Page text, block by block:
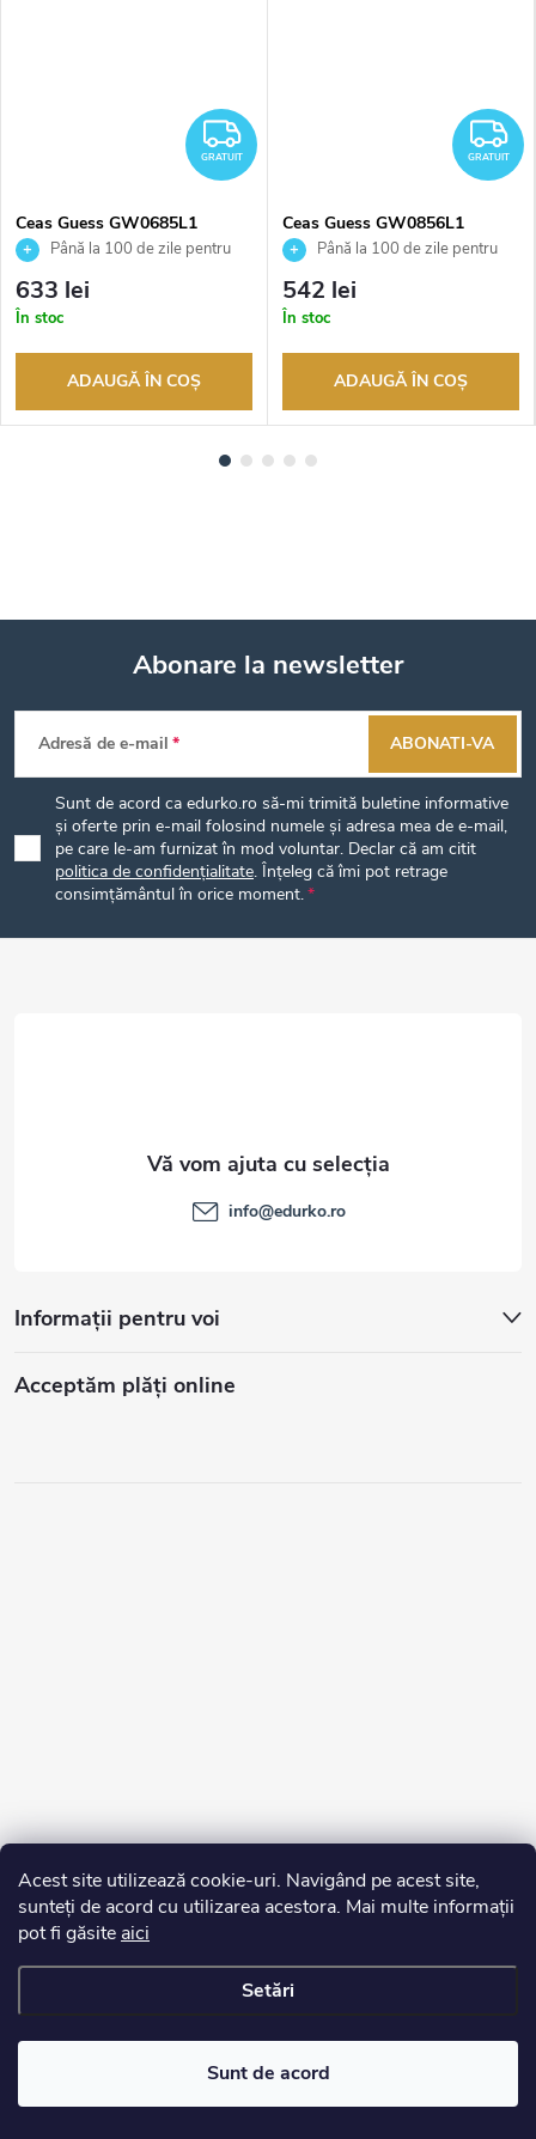
Acest site utilizează cookie-uri. Navigând pe acest site,
sunteți de acord cu utilizarea acestora. Mai multe informații
pot fi găsite aici
Setări
Sunt de acord
GRATUIT
GRATUIT
Ceas Guess GW0685L1
Până la 100 de zile pentru
returnarea bunurilor. Vânzător
autorizat
633 lei
În stoc
ADAUGĂ ÎN COŞ
GRATUIT
Ceas Guess GW0856L1
Până la 100 de zile pentru
returnarea bunurilor. Vânzător
autorizat
542 lei
În stoc
ADAUGĂ ÎN COŞ
S
u
b
o
Abonare la newsletter
Adresă de e-mail
Sunt de acord ca edurko.ro să-mi trimită buletine informative
și oferte prin e-mail folosind numele și adresa mea de e-mail,
pe care le-am furnizat în mod voluntar. Declar că am citit
politica de confidențialitate. Înțeleg că îmi pot retrage
consimțământul în orice moment.
ABONATI-VA
Informații pentru voi
Acceptăm plăţi online
info@edurko.ro
Drepturi de autor 2026Edurko.ro. Toate drepturile rezervate.